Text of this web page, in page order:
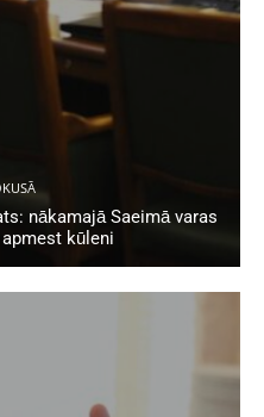
nākamajā Saeimā varas
kūleni